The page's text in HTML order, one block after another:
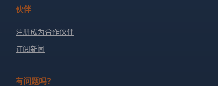
伙伴
注册成为合作伙伴
订阅新闻
有问题吗？